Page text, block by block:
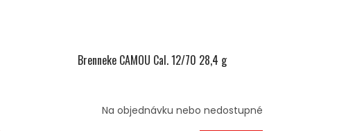
Brenneke CAMOU Cal. 12/70 28,4 g
Na objednávku nebo nedostupné